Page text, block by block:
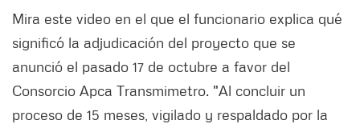
Mira este video en el que el funcionario explica qué
significó la adjudicación del proyecto que se
anunció el pasado 17 de octubre a favor del
Consorcio Apca Transmimetro. "Al concluir un
proceso de 15 meses, vigilado y respaldado por la